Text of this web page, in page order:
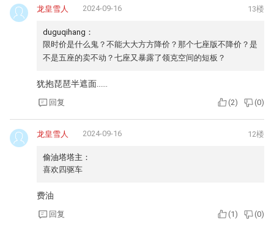
龙皇雪人 2024-09-16 13楼
duguqihang：
限时价是什么鬼？不能大大方方降价？那个七座版不降价？是
不是五座的卖不动？七座又暴露了领克空间的短板？
犹抱琵琶半遮面……
回复 (2) (0)
龙皇雪人 2024-09-16 12楼
偷油塔塔主：
喜欢四驱车
费油
回复 (1 ) (0)